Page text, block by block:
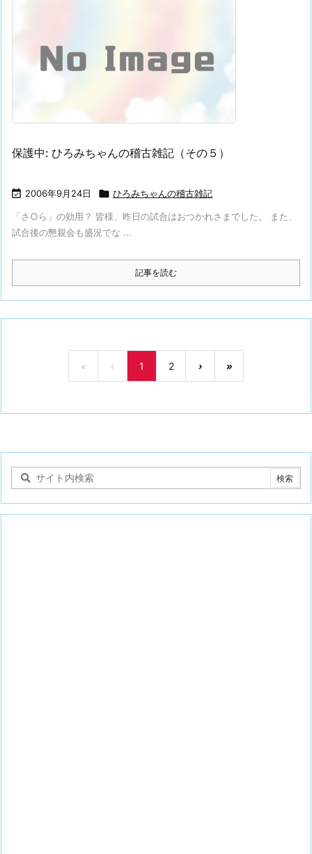
保護中: ひろみちゃんの稽古雑記（その５）
 2006年9月24日  ひろみちゃんの稽古雑記
「さ○ら」の効用？ 皆様、昨日の試合はおつかれさまでした。 また、
試合後の懇親会も盛況でな ...
記事を読む
« ‹ 1 2 › »